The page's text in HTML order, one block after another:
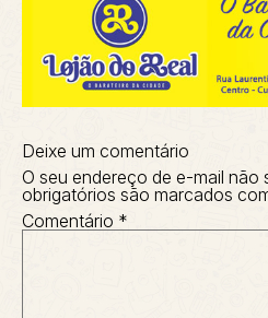
Deixe um comentário
O seu endereço de e-mail não
obrigatórios são marcados
Comentário *